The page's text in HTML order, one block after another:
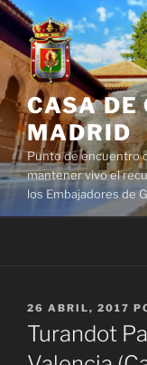
Saltar
al
contenido
CASA DE
MADRID
Punto de encuentro
mantener vivo el
los Embajadores de
PUBLICADO
EL
26 ABRIL, 2017
Turandot